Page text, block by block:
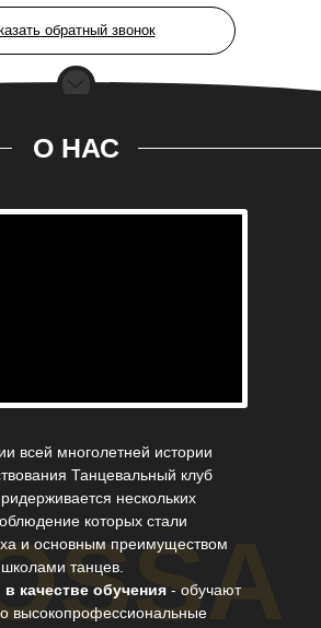
обратный звонок
всей многолетней истории
Танцевальный клуб
нескольких
которых стали
и основным преимуществом
танцев.
качестве обучения - обучают
высокопрофессиональные
О НАС